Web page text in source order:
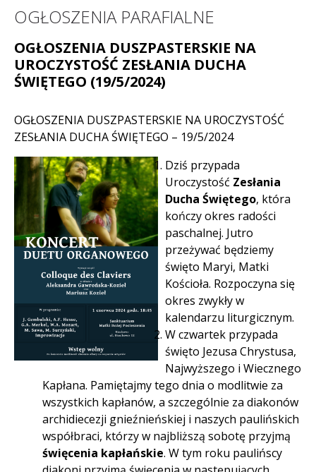
OGŁOSZENIA PARAFIALNE
OGŁOSZENIA DUSZPASTERSKIE NA
UROCZYSTOŚĆ ZESŁANIA DUCHA
ŚWIĘTEGO (19/5/2024)
OGŁOSZENIA DUSZPASTERSKIE NA UROCZYSTOŚĆ
ZESŁANIA DUCHA ŚWIĘTEGO – 19/5/2024
Dziś przypada
Uroczystość Zesłania
Ducha Świętego, która
kończy okres radości
paschalnej. Jutro
przeżywać będziemy
święto Maryi, Matki
Kościoła. Rozpoczyna się
okres zwykły w
kalendarzu liturgicznym.
W czwartek przypada
święto Jezusa Chrystusa,
Najwyższego i Wiecznego
Kapłana. Pamiętajmy tego dnia o modlitwie za
wszystkich kapłanów, a szczególnie za diakonów
archidiecezji gnieźnieńskiej i naszych paulińskich
współbraci, którzy w najbliższą sobotę przyjmą
święcenia kapłańskie. W tym roku paulińscy